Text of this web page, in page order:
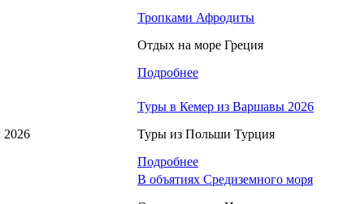
Тропками Афродиты
Отдых на море Греция
Подробнее
Туры в Кемер из Варшавы 2026
Туры из Польши Турция
Подробнее
В объятиях Средиземного моря